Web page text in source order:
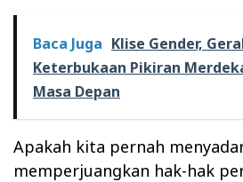
Baca Juga Klise Gender,
Keterbukaan Pikiran
Masa Depan
Apakah kita pernah
memperjuangkan hak-hak